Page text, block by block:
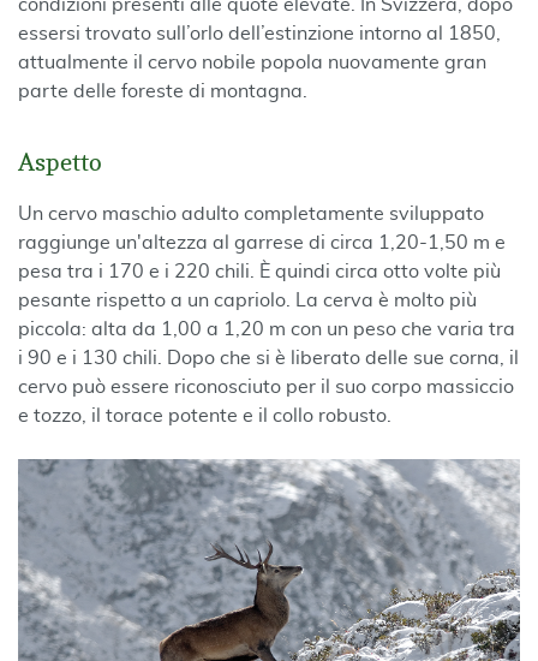
condizioni presenti alle quote elevate. In Svizzera, dopo
essersi trovato sull’orlo dell’estinzione intorno al 1850,
attualmente il cervo nobile popola nuovamente gran
parte delle foreste di montagna.
Aspetto
Un cervo maschio adulto completamente sviluppato
raggiunge un'altezza al garrese di circa 1,20-1,50 m e
pesa tra i 170 e i 220 chili. È quindi circa otto volte più
pesante rispetto a un capriolo. La cerva è molto più
piccola: alta da 1,00 a 1,20 m con un peso che varia tra
i 90 e i 130 chili. Dopo che si è liberato delle sue corna, il
cervo può essere riconosciuto per il suo corpo massiccio
e tozzo, il torace potente e il collo robusto.